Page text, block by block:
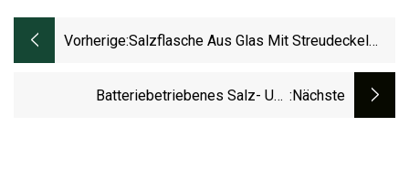
Vorherige:Salzflasche Aus Glas Mit Streudeckel
Gewürzflasche
Batteriebetriebenes Salz- Und :nächste